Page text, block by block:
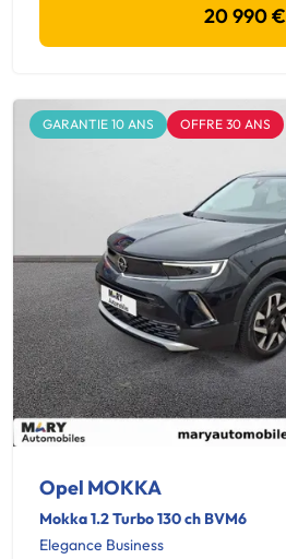
20 990 €
GARANTIE 10 ANS OFFRE 30 ANS
Opel MOKKA
Mokka 1.2 Turbo 130 ch BVM6
Elegance Business